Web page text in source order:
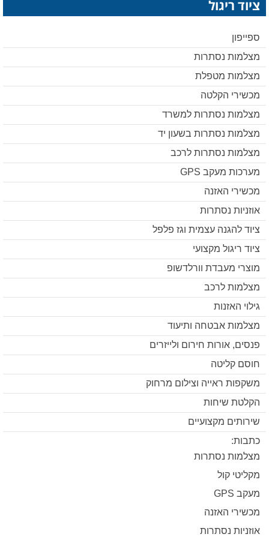
ציוד ריגול
ספייפון
מצלמות נסתרות
מצלמות מטפלת
מכשירי הקלטה
מצלמות נסתרות למשרד
מצלמות נסתרות בשעון יד
מצלמות נסתרות לרכב
מערכות מעקב GPS
מכשירי האזנה
אוזניות נסתרות
ציוד להגנה עצמית וגז פלפל
ציוד ריגול מקצועי
מוצרי מעבדת וורלדשופ
מצלמות לרכב
גילוי האזנות
מצלמות אבטחה ותיעוד
פנסים, אורות חירום ולייזרים
חוסם קליטה
משקפות ראייה וצילום מרחוק
הקלטת שיחות
שירותים מקצועיים
כתבות:
מצלמות נסתרות
מקליטי קול
מעקב GPS
מכשירי האזנה
אוזניות נסתרות